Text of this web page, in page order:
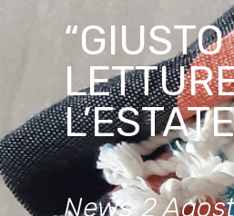
L’ESTATE
News 2